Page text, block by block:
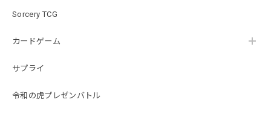
Sorcery TCG
カードゲーム
サプライ
令和の虎プレゼンバトル